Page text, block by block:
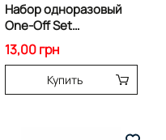
Набор одноразовый
One-Off Set
(пилка+баф)
13,00 грн
Купить